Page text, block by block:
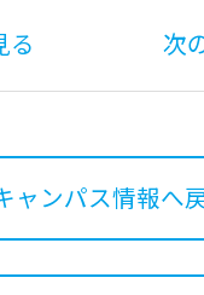
る 次
ャンパス情報へ